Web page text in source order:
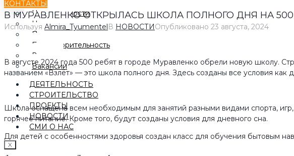
Наша миссия
Наши ценности
Награды
Партнеры
Благотворительность
Видео
Вакансии
ДЕЯТЕЛЬНОСТЬ
СТРОИТЕЛЬСТВО
ПРОЕКТЫ
НОВОСТИ
СМИ О НАС
X
КОНТАКТЫ
В МУРАВЛЕНКО ОТКРЫЛАСЬ ШКОЛА ПОЛНОГО ДНЯ НА
Используя Almira_TyumentelВ НОВОСТИОпубликовано 23 августа, 2024
В августе 2024 года 500 ребят в городе Муравленко обрели новую школу.
названием «Взлёт» — это школа полного дня. Здесь созданы все условия как
Школа оснащена всем необходимым для занятий разными видами спорта,
горячее питание. Кроме того, будут созданы условия для дневного сна.
Для детей с особенностями здоровья создан класс для обучения бытовым